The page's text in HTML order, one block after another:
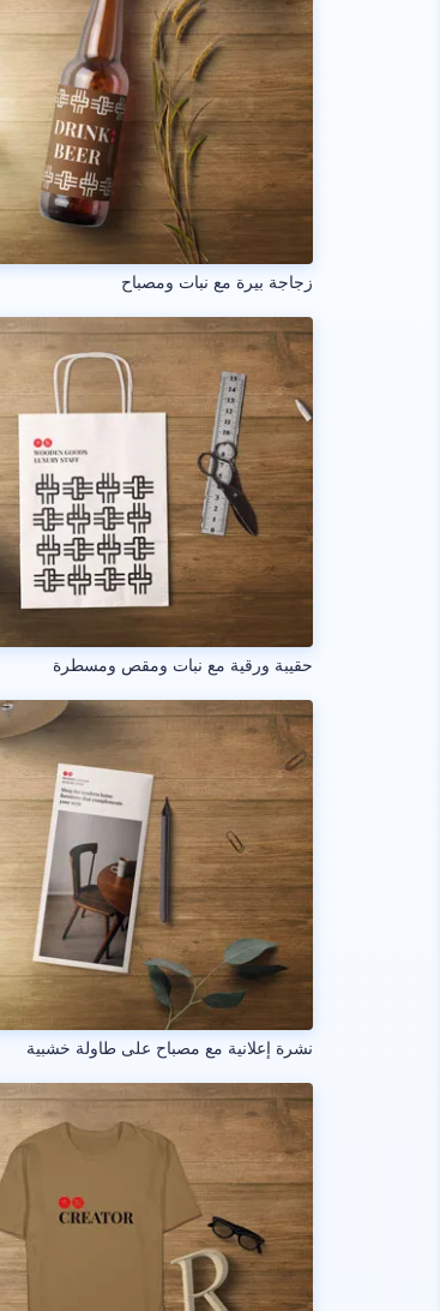
زجاجة بيرة مع نبات ومصباح
حقيبة ورقية مع نبات ومقص ومسطرة
نشرة إعلانية مع مصباح على طاولة خشبية